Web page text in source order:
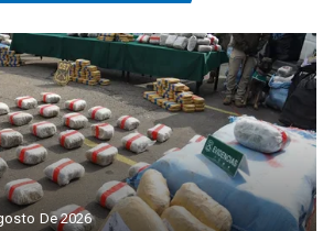
De 2026